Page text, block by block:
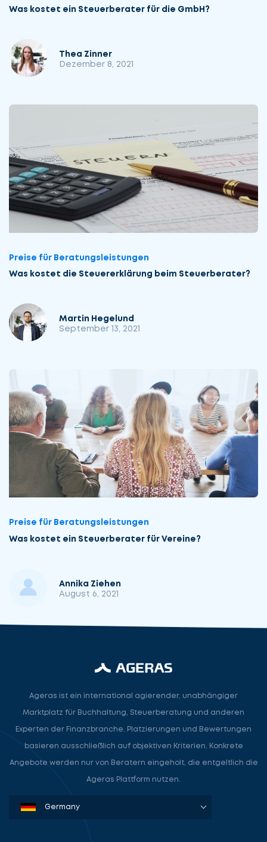
Was kostet ein Steuerberater für die GmbH?
Thea Zinner
Dezember 8, 2021
Preise für Beratungsleistungen
Was kostet die Steuer­erklärung beim Steuer­berater?
Martin Hegelund
September 13, 2021
Preise für Beratungsleistungen
Was kostet ein Steuerberater für Vereine?
Annika Ziehen
August 6, 2021
Ageras ist ein international agierender, unabhängiger
Marktplatz für Buchhaltung, Steuerberatung und anderen
Experten der Finanzbranche. Platzierungen und Bewertungen
basieren ausschließlich auf objektiven Kriterien. Konkrete
Angebote werden nur von Beratern eingeholt, die entgeltlich die
Ageras Plattform nutzen.
Denmark
Sweden
Norway
Netherlands
Germany
USA
Lassen
Sie
uns
beginnen
Nehmen
Sie
Kontakt
mit
auf